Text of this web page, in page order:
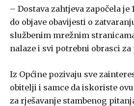
– Dostava zahtjeva započela je
do objave obavijesti o
službenim mrežnim
nalaze i svi potrebni obrasci za
Iz Općine pozivaju sve
obitelji i samce da iskoriste
za rješavanje stambenog